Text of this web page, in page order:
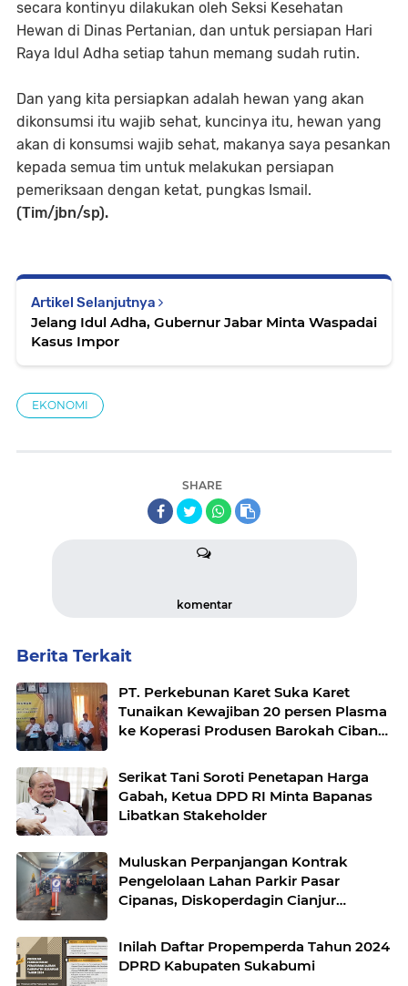
secara kontinyu dilakukan oleh Seksi Kesehatan
Hewan di Dinas Pertanian, dan untuk persiapan Hari
Raya Idul Adha setiap tahun memang sudah rutin.
Dan yang kita persiapkan adalah hewan yang akan
dikonsumsi itu wajib sehat, kuncinya itu, hewan yang
akan di konsumsi wajib sehat, makanya saya pesankan
kepada semua tim untuk melakukan persiapan
pemeriksaan dengan ketat, pungkas Ismail.
(Tim/jbn/sp).
Artikel Selanjutnya
Jelang Idul Adha, Gubernur Jabar Minta Waspadai
Kasus Impor
EKONOMI
SHARE
komentar
Berita Terkait
PT. Perkebunan Karet Suka Karet
Tunaikan Kewajiban 20 persen Plasma
ke Koperasi Produsen Barokah Cibandi
Serikat Tani Soroti Penetapan Harga
Gabah, Ketua DPD RI Minta Bapanas
Libatkan Stakeholder
Muluskan Perpanjangan Kontrak
Pengelolaan Lahan Parkir Pasar
Cipanas, Diskoperdagin Cianjur
Inilah Daftar Propemperda Tahun 2024
DPRD Kabupaten Sukabumi